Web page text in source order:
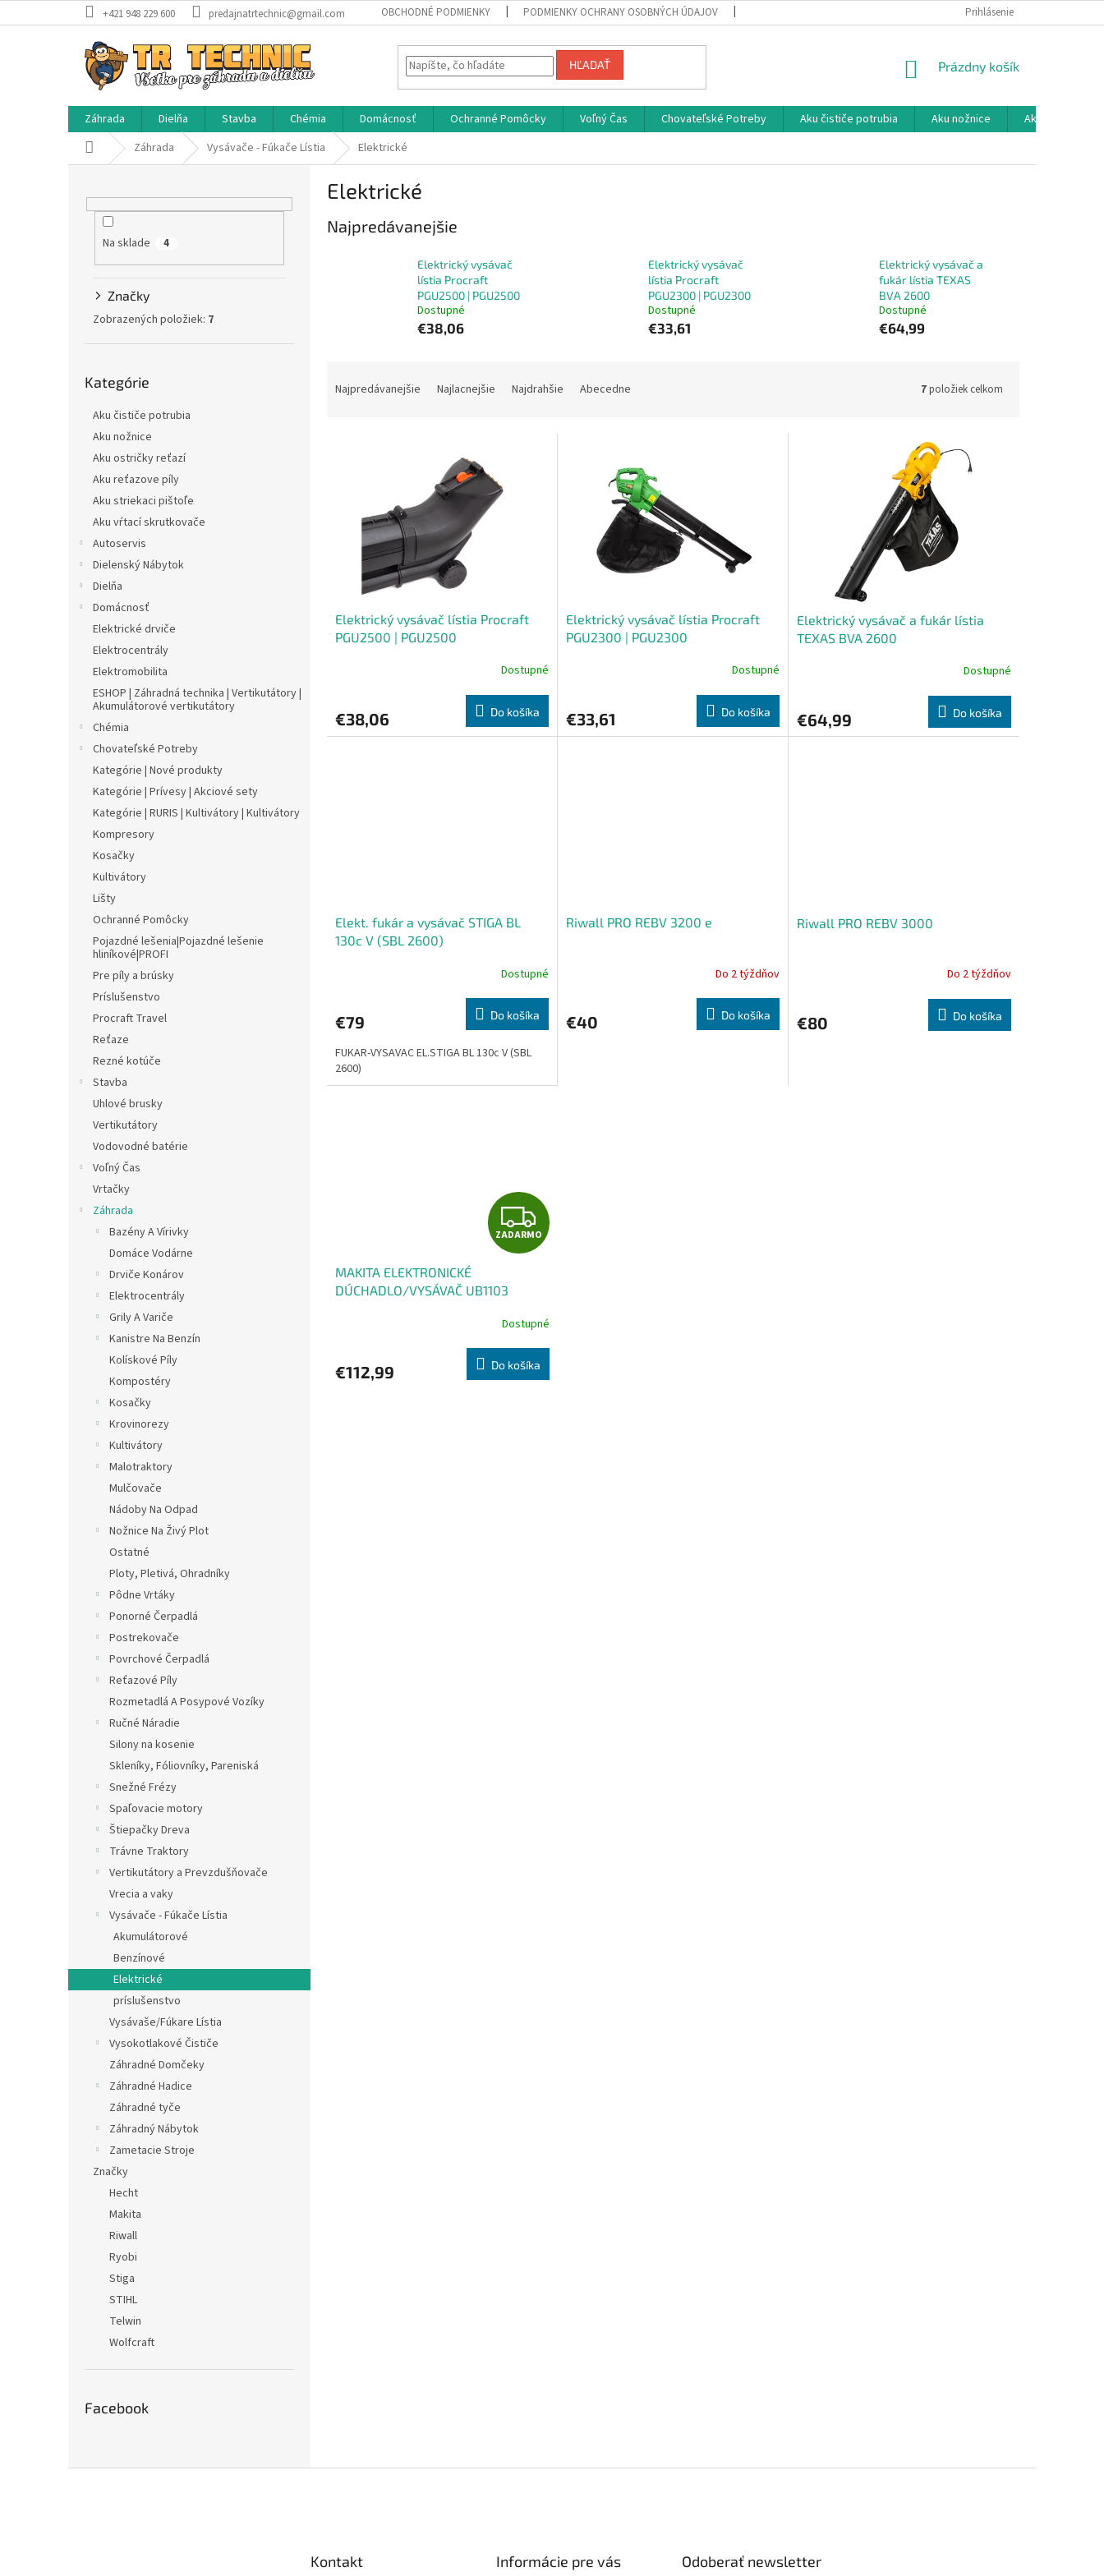
na
+421 948 229 600 predajnatrtechnic@gmail.com OBCHODNÉ PODMIENKY PODMIENKY OCHRANY OSOBNÝCH ÚDAJOV Prihlásenie
HĽADAŤ
NÁKUPNÝ
Prázdny košík
Záhrada Dielňa Stavba Chémia Domácnosť Ochranné Pomôcky Voľný Čas Chovateľské Potreby Aku čističe potrubia Aku nožnice
Aku ostričky
Domov Záhrada Vysávače - Fúkače Lístia Elektrické
Na sklade 4
Značky
Zobrazených položiek: 7
kategórie
Kategórie
Aku čističe potrubia
Aku nožnice
Aku ostričky reťazí
Aku reťazove píly
Aku striekaci pištoľe
Aku vŕtací skrutkovače
Autoservis
Dielenský Nábytok
Dielňa
Domácnosť
Elektrické drviče
Elektrocentrály
Elektromobilita
ESHOP | Záhradná technika | Vertikutátory |
Akumulátorové vertikutátory
Chémia
Chovateľské Potreby
Kategórie | Nové produkty
Kategórie | Prívesy | Akciové sety
Kategórie | RURIS | Kultivátory | Kultivátory
Kompresory
Kosačky
Kultivátory
Lišty
Ochranné Pomôcky
Pojazdné lešenia|Pojazdné lešenie
hliníkové|PROFI
Pre píly a brúsky
Príslušenstvo
Procraft Travel
Reťaze
Rezné kotúče
Stavba
Uhlové brusky
Vertikutátory
Vodovodné batérie
Voľný Čas
Vrtačky
Záhrada
Bazény A Vírivky
Domáce Vodárne
Drviče Konárov
Elektrocentrály
Grily A Variče
Kanistre Na Benzín
Kolískové Píly
Kompostéry
Kosačky
Krovinorezy
Kultivátory
Malotraktory
Mulčovače
Nádoby Na Odpad
Nožnice Na Živý Plot
Ostatné
Ploty, Pletivá, Ohradníky
Pôdne Vrtáky
Ponorné Čerpadlá
Postrekovače
Povrchové Čerpadlá
Reťazové Píly
Rozmetadlá A Posypové Vozíky
Ručné Náradie
Silony na kosenie
Skleníky, Fóliovníky, Pareniská
Snežné Frézy
Spaľovacie motory
Štiepačky Dreva
Trávne Traktory
Vertikutátory a Prevzdušňovače
Vrecia a vaky
Vysávače - Fúkače Lístia
Akumulátorové
Benzínové
Elektrické
príslušenstvo
Vysávaše/Fúkare Lístia
Vysokotlakové Čističe
Záhradné Domčeky
Záhradné Hadice
Záhradné tyče
Záhradný Nábytok
Zametacie Stroje
Značky
Hecht
Makita
Riwall
Ryobi
Stiga
STIHL
Telwin
Wolfcraft
Facebook
Elektrické
Najpredávanejšie
Elektrický vysávač
lístia Procraft
PGU2500 | PGU2500
Dostupné
€38,06
Elektrický vysávač
lístia Procraft
PGU2300 | PGU2300
Dostupné
€33,61
Elektrický vysávač a
fukár lístia TEXAS
BVA 2600
Dostupné
€64,99
Najpredávanejšie Najlacnejšie Najdrahšie Abecedne 7položiek celkom
Elektrický vysávač lístia Procraft
PGU2500 | PGU2500
Dostupné
€38,06 Do košíka
Elektrický vysávač lístia Procraft
PGU2300 | PGU2300
Dostupné
€33,61 Do košíka
Elektrický vysávač a fukár lístia
TEXAS BVA 2600
Dostupné
€64,99 Do košíka
Elekt. fukár a vysávač STIGA BL
130c V (SBL 2600)
Dostupné
€79 Do košíka
FUKAR-VYSAVAC EL.STIGA BL 130c V (SBL
2600)
Riwall PRO REBV 3200 e
Do 2 týždňov
€40 Do košíka
Riwall PRO REBV 3000
Do 2 týždňov
€80 Do košíka
Z
A
A
R
M
ZADARMO
MAKITA ELEKTRONICKÉ
DÚCHADLO/VYSÁVAČ UB1103
Dostupné
€112,99 Do košíka
Kontakt Informácie pre vás Odoberať newsletter